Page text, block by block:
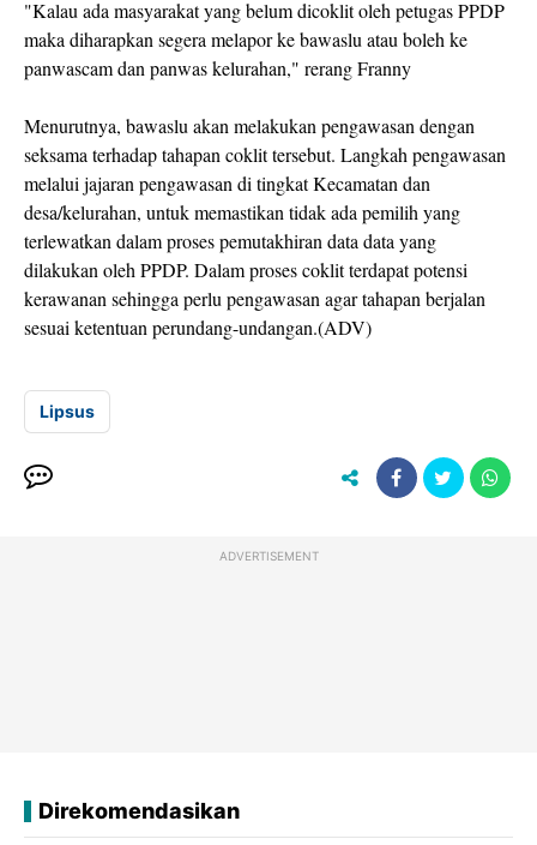
"Kalau ada masyarakat yang belum dicoklit oleh petugas PPDP
maka diharapkan segera melapor ke bawaslu atau boleh ke
panwascam dan panwas kelurahan," rerang Franny
Menurutnya, bawaslu akan melakukan pengawasan dengan
seksama terhadap tahapan coklit tersebut. Langkah pengawasan
melalui jajaran pengawasan di tingkat Kecamatan dan
desa/kelurahan, untuk memastikan tidak ada pemilih yang
terlewatkan dalam proses pemutakhiran data data yang
dilakukan oleh PPDP. Dalam proses coklit terdapat potensi
kerawanan sehingga perlu pengawasan agar tahapan berjalan
sesuai ketentuan perundang-undangan.(ADV)
Lipsus
ADVERTISEMENT
Direkomendasikan